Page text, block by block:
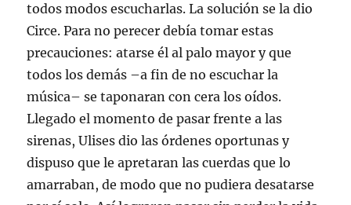
todos modos escucharlas. La solución se la dio
Circe. Para no perecer debía tomar estas
precauciones: atarse él al palo mayor y que
todos los demás –a fin de no escuchar la
música– se taponaran con cera los oídos.
Llegado el momento de pasar frente a las
sirenas, Ulises dio las órdenes oportunas y
dispuso que le apretaran las cuerdas que lo
amarraban, de modo que no pudiera desatarse